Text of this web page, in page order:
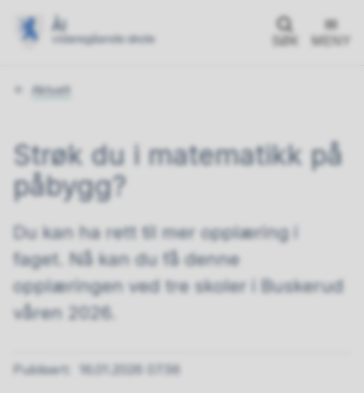
SØK MENY
Du
Aktuelt
Strøk du i matematikk på
påbygg?
Du kan ha rett til mer opplæring i
faget. Nå kan du få denne
opplæringen ved tre skoler i Buskerud
våren 2026.
Publisert 16.01.2026 07.56